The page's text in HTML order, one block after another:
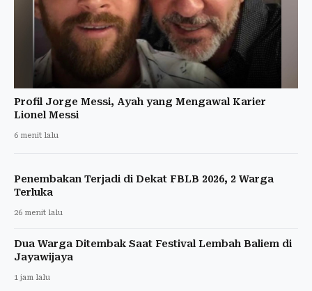
Profil Jorge Messi, Ayah yang Mengawal Karier
Lionel Messi
6 menit lalu
Penembakan Terjadi di Dekat FBLB 2026, 2 Warga
Terluka
26 menit lalu
Dua Warga Ditembak Saat Festival Lembah Baliem di
Jayawijaya
1 jam lalu